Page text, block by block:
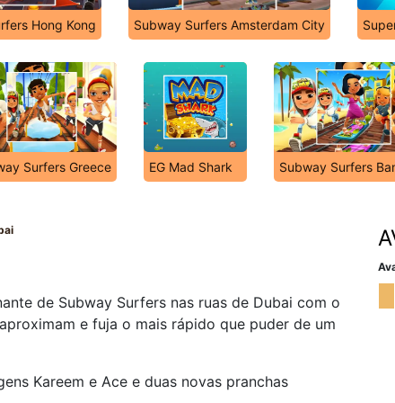
Hong Kong Subway Surfers Amsterdam City
Surfers Greece EG Mad Shark Subway Surfers
de Subway Surfers nas ruas de Dubai com o
e fuja o mais rápido que puder de um
Kareem e Ace e duas novas pranchas